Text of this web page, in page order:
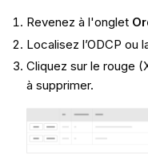
Revenez à l'onglet
Localisez l’ODCP ou
Cliquez sur le rouge
à supprimer.